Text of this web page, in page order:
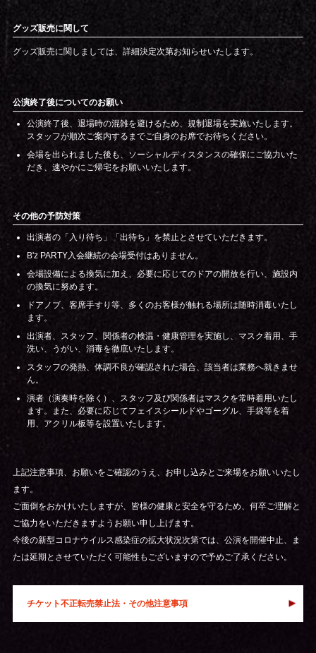
グッズ販売に関して
グッズ販売に関しましては、詳細決定次第お知らせいたします。
公演終了後についてのお願い
公演終了後、退場時の混雑を避けるため、規制退場を実施いたします。
スタッフが順次ご案内するまでご自身のお席でお待ちください。
会場を出られました後も、ソーシャルディスタンスの確保にご協力いた
だき、速やかにご帰宅をお願いいたします。
その他の予防対策
出演者の「入り待ち」「出待ち」を禁止とさせていただきます。
B'z PARTY入会継続の会場受付はありません。
会場設備による換気に加え、必要に応じてのドアの開放を行い、施設内
の換気に努めます。
ドアノブ、客席手すり等、多くのお客様が触れる場所は随時消毒いたし
ます。
出演者、スタッフ、関係者の検温・健康管理を実施し、マスク着用、手
洗い、うがい、消毒を徹底いたします。
スタッフの発熱、体調不良が確認された場合、該当者は業務へ就きませ
ん。
演者（演奏時を除く）、スタッフ及び関係者はマスクを常時着用いたし
ます。また、必要に応じてフェイスシールドやゴーグル、手袋等を着
用、アクリル板等を設置いたします。
上記注意事項、お願いをご確認のうえ、お申し込みとご来場をお願いいたし
ます。
ご面倒をおかけいたしますが、皆様の健康と安全を守るため、何卒ご理解と
ご協力をいただきますようお願い申し上げます。
今後の新型コロナウイルス感染症の拡大状況次第では、公演を開催中止、ま
たは延期とさせていただく可能性もございますので予めご了承ください。
チケット不正転売禁止法・その他注意事項